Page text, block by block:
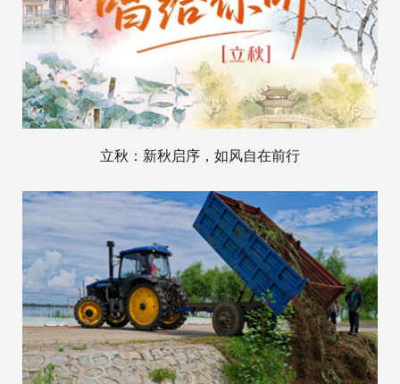
立秋：新秋启序，如风自在前行